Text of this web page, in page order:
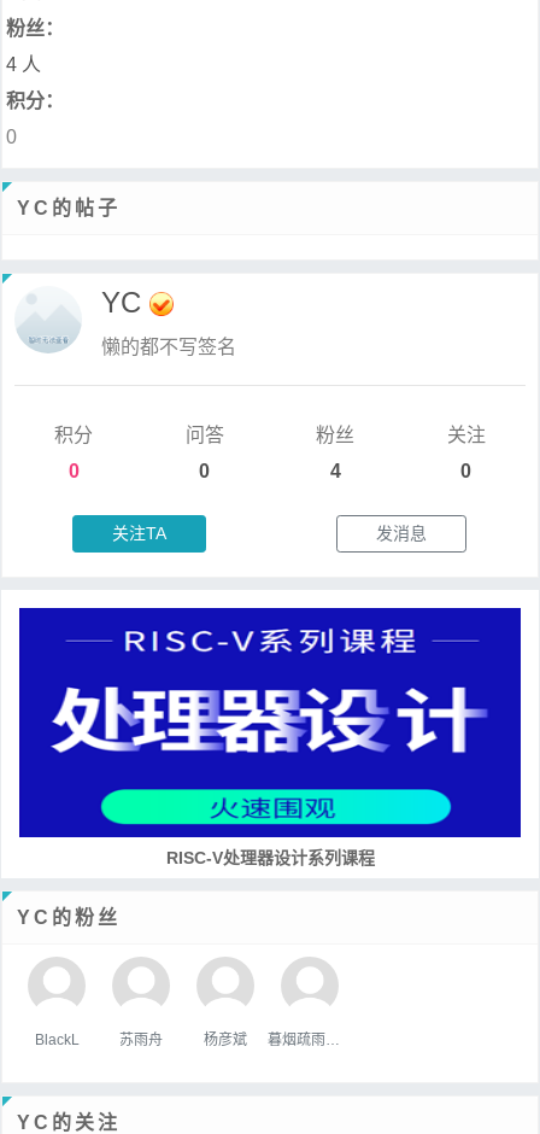
粉丝：
4 人
积分：
0
YC的帖子
YC
懒的都不写签名
积分
0
问答
0
粉丝
4
关注
0
关注TA 发消息
RISC-V处理器设计系列课程
YC的粉丝
BlackL 苏雨舟 杨彦斌
YC的关注